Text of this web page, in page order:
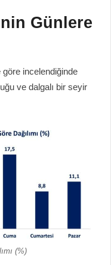
Günlere
göre incelendiğinde
ve dalgalı bir seyir
(%)